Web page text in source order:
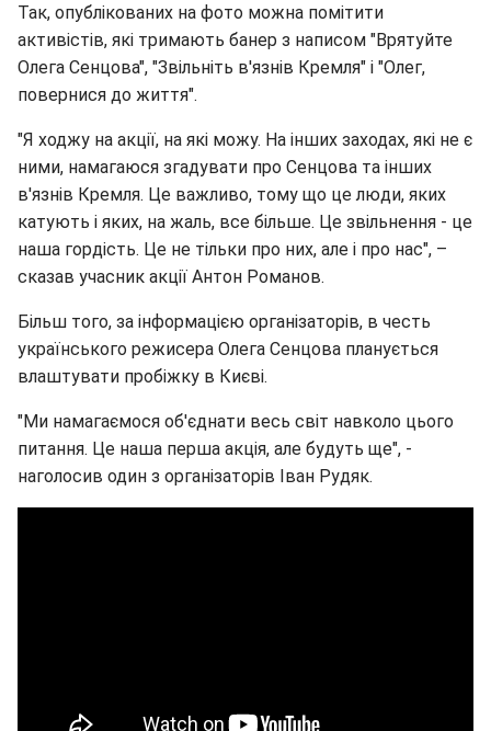
Так, опублікованих на фото можна помітити
активістів, які тримають банер з написом "Врятуйте
Олега Сенцова", "Звільніть в'язнів Кремля" і "Олег,
повернися до життя".
"Я ходжу на акції, на які можу. На інших заходах, які не є
ними, намагаюся згадувати про Сенцова та інших
в'язнів Кремля. Це важливо, тому що це люди, яких
катують і яких, на жаль, все більше. Це звільнення - це
наша гордість. Це не тільки про них, але і про нас", –
сказав учасник акції Антон Романов.
Більш того, за інформацією організаторів, в честь
українського режисера Олега Сенцова планується
влаштувати пробіжку в Києві.
"Ми намагаємося об'єднати весь світ навколо цього
питання. Це наша перша акція, але будуть ще", -
наголосив один з організаторів Іван Рудяк.